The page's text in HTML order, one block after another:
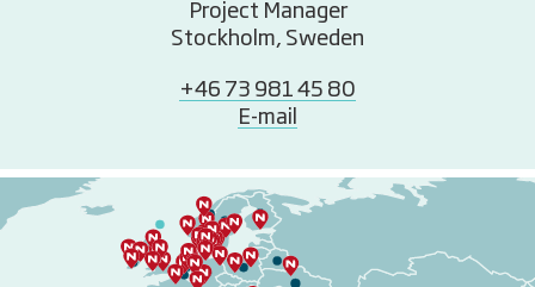
Project Manager
Stockholm, Sweden
+46 73 981 45 80
E-mail